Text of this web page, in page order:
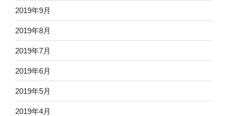
2019年9月
2019年8月
2019年7月
2019年6月
2019年5月
2019年4月